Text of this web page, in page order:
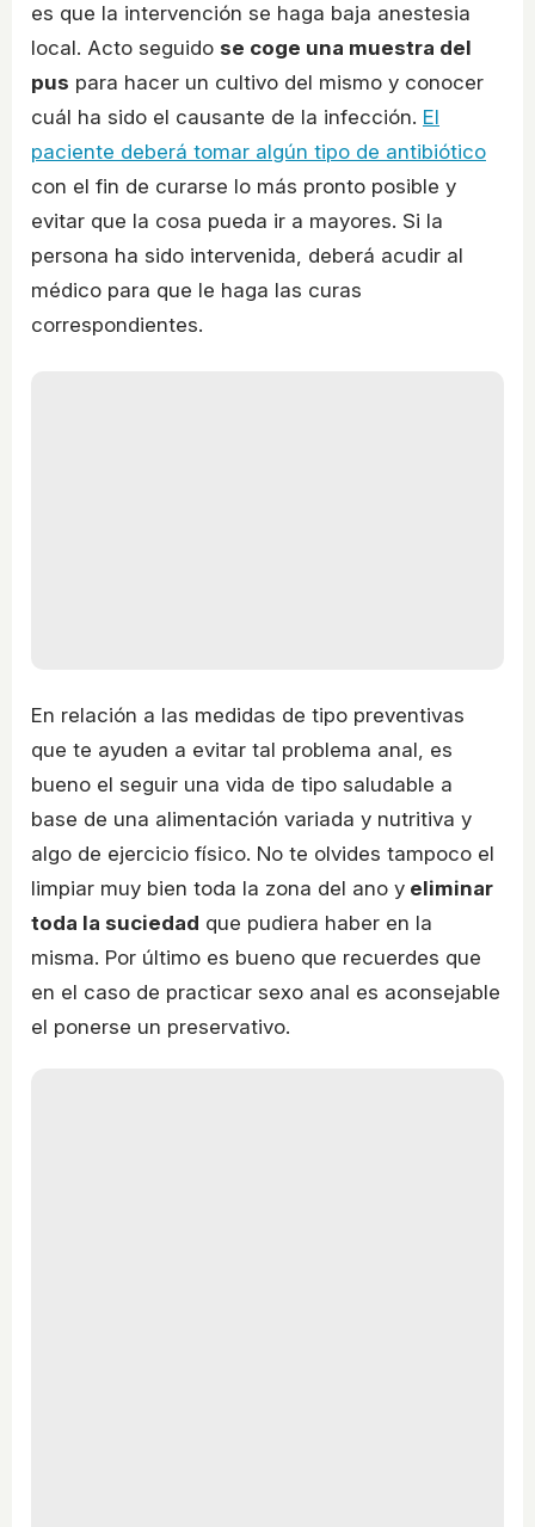
es que la intervención se haga baja anestesia
local. Acto seguido se coge una muestra del
pus para hacer un cultivo del mismo y conocer
cuál ha sido el causante de la infección. El
paciente deberá tomar algún tipo de antibiótico
con el fin de curarse lo más pronto posible y
evitar que la cosa pueda ir a mayores. Si la
persona ha sido intervenida, deberá acudir al
médico para que le haga las curas
correspondientes.
En relación a las medidas de tipo preventivas
que te ayuden a evitar tal problema anal, es
bueno el seguir una vida de tipo saludable a
base de una alimentación variada y nutritiva y
algo de ejercicio físico. No te olvides tampoco el
limpiar muy bien toda la zona del ano y eliminar
toda la suciedad que pudiera haber en la
misma. Por último es bueno que recuerdes que
en el caso de practicar sexo anal es aconsejable
el ponerse un preservativo.